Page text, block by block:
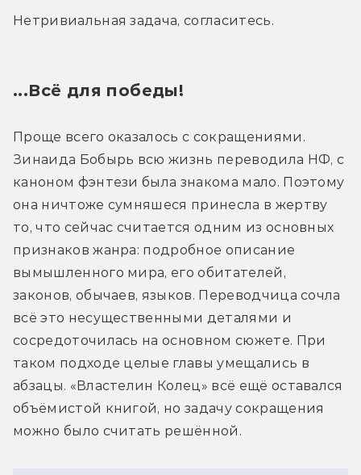
Нетривиальная задача, согласитесь.
...Всё для победы!
Проще всего оказалось с сокращениями.
Зинаида Бобырь всю жизнь переводила НФ, с
каноном фэнтези была знакома мало. Поэтому
она ничтоже сумняшеся принесла в жертву
то, что сейчас считается одним из основных
признаков жанра: подробное описание
вымышленного мира, его обитателей,
законов, обычаев, языков. Переводчица сочла
всё это несущественными деталями и
сосредоточилась на основном сюжете. При
таком подходе целые главы умещались в
абзацы. «Властелин Колец» всё ещё оставался
объёмистой книгой, но задачу сокращения
можно было считать решённой.